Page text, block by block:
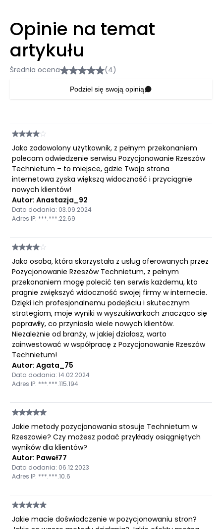
Opinie na temat
artykułu
Średnia ocena (4)
Podziel się swoją opinią
Jako zadowolony użytkownik, z pełnym przekonaniem
polecam odwiedzenie serwisu Pozycjonowanie Rzeszów
Technietum – to miejsce, gdzie Twoja strona
internetowa zyska większą widoczność i przyciągnie
nowych klientów!
Autor: Anastazja_92
Data dodania: 03.09.2024
Adres IP: ***.***.22.69
Jako osoba, która skorzystała z usług oferowanych przez
Pozycjonowanie Rzeszów Technietum, z pełnym
przekonaniem mogę polecić ten serwis każdemu, kto
pragnie zwiększyć widoczność swojej firmy w internecie.
Dzięki ich profesjonalnemu podejściu i skutecznym
strategiom, moje wyniki w wyszukiwarkach znacząco się
poprawiły, co przyniosło wiele nowych klientów.
Niezależnie od branży, w jakiej działasz, warto
zainwestować w współpracę z Pozycjonowanie Rzeszów
Technietum!
Autor: Agata_75
Data dodania: 14.02.2024
Adres IP: ***.***.115.194
Jakie metody pozycjonowania stosuje Technietum w
Rzeszowie? Czy możesz podać przykłady osiągniętych
wyników dla klientów?
Autor: Paweł77
Data dodania: 06.12.2023
Adres IP: ***.***.10.6
Jakie macie doświadczenie w pozycjonowaniu stron?